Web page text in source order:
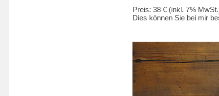
Preis: 38 € (inkl. 7%
Dies können Sie bei mir